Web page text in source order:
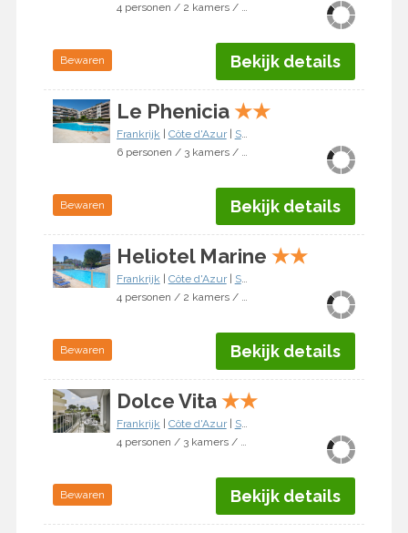
4 personen / 2 kamers / 1 slaapkamer
Bewaren Bekijk details
Le Phenicia ★★
Frankrijk Côte d'Azur| Saint Laurent du Var
6 personen / 3 kamers / 2 slaapkamers
Bewaren Bekijk details
Heliotel Marine ★★
Frankrijk Côte d'Azur| Saint Laurent du Var
4 personen / 2 kamers / 1 slaapkamer
Bewaren Bekijk details
Dolce Vita ★★
Frankrijk Côte d'Azur| Saint Laurent du Var
4 personen / 3 kamers / 2 slaapkamers
Bewaren Bekijk details